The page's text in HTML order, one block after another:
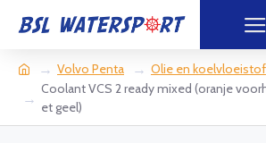
Volvo Penta
Olie en koelvloeistof
Coolant VCS 2 ready mixed (oranje
et geel)